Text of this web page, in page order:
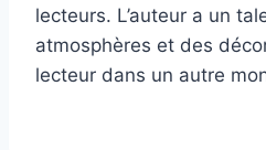
lecteurs. L’auteur a un
atmosphères et des
lecteur dans un autre